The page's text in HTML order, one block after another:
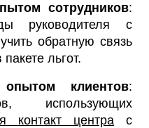
сотрудников:
руководителя с
обратную связь
льгот.
клиентов:
использующих
контакт центра с